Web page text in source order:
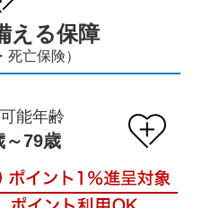
える保障
死亡保険）
能年齢
～79歳